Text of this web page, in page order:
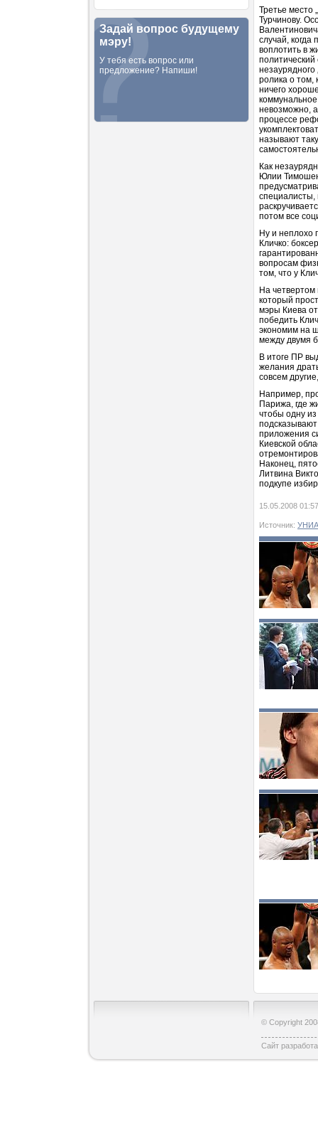
Задай вопрос будущему
мэру!
У тебя есть вопрос или
предложение? Напиши!
Третье место
Турчинову.
случай,
воплотить в
незаурядного
ролика о том,
ничего
невозможно,
процессе
называют
Как
Юлии
специалисты,
потом все
Ну и неплохо
Кличко:
вопросам
том, что у
На четвертом
который
мэры Киева
победить
экономим на
между двумя
В итоге ПР
желания
совсем
Например,
Парижа, где
чтобы одну
приложения
Киевской
Наконец,
Литвина
подкупе
15.05.2008 01:57
Источник:
© Copyright
Сайт